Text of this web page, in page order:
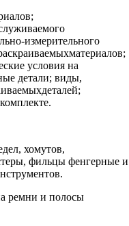
измерительного
условия на
детали; виды,
хомутов,
фильцы фенгерные и
ремни и полосы